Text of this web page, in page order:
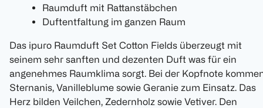
Raumduft mit Rattanstäbchen
Duftentfaltung im ganzen Raum
Das ipuro Raumduft Set Cotton Fields überzeugt mit
seinem sehr sanften und dezenten Duft was für ein
angenehmes Raumklima sorgt. Bei der Kopfnote
Sternanis, Vanilleblume sowie Geranie zum Einsatz. Das
Herz bilden Veilchen, Zedernholz sowie Vetiver. Den